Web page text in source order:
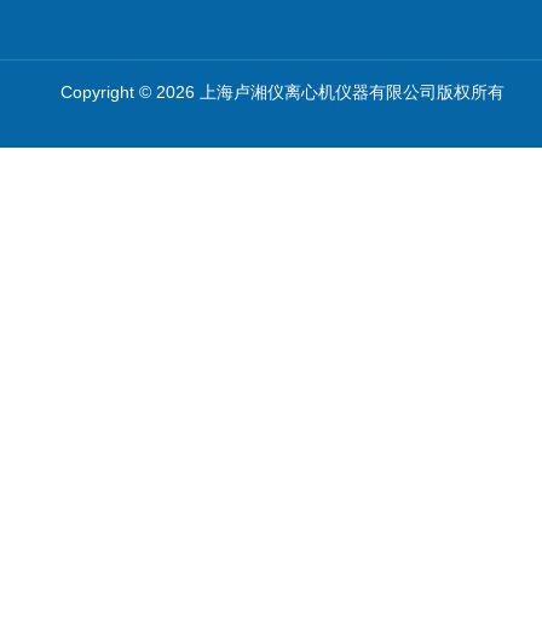
Copyright © 2026 上海卢湘仪离心机仪器有限公司版权所有